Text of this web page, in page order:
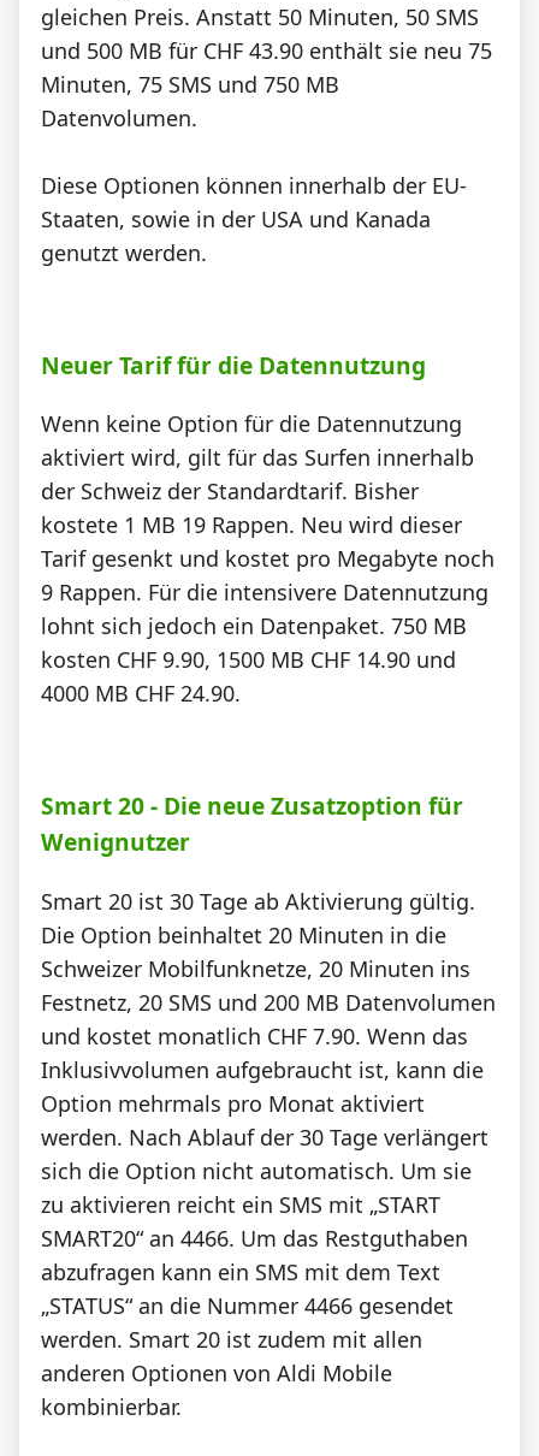
gleichen Preis. Anstatt 50 Minuten, 50 SMS
und 500 MB für CHF 43.90 enthält sie neu 75
Minuten, 75 SMS und 750 MB
Datenvolumen.
Diese Optionen können innerhalb der EU-
Staaten, sowie in der USA und Kanada
genutzt werden.
Neuer Tarif für die Datennutzung
Wenn keine Option für die Datennutzung
aktiviert wird, gilt für das Surfen innerhalb
der Schweiz der Standardtarif. Bisher
kostete 1 MB 19 Rappen. Neu wird dieser
Tarif gesenkt und kostet pro Megabyte noch
9 Rappen. Für die intensivere Datennutzung
lohnt sich jedoch ein Datenpaket. 750 MB
kosten CHF 9.90, 1500 MB CHF 14.90 und
4000 MB CHF 24.90.
Smart 20 - Die neue Zusatzoption für
Wenignutzer
Smart 20 ist 30 Tage ab Aktivierung gültig.
Die Option beinhaltet 20 Minuten in die
Schweizer Mobilfunknetze, 20 Minuten ins
Festnetz, 20 SMS und 200 MB Datenvolumen
und kostet monatlich CHF 7.90. Wenn das
Inklusivvolumen aufgebraucht ist, kann die
Option mehrmals pro Monat aktiviert
werden. Nach Ablauf der 30 Tage verlängert
sich die Option nicht automatisch. Um sie
zu aktivieren reicht ein SMS mit „START
SMART20“ an 4466. Um das Restguthaben
abzufragen kann ein SMS mit dem Text
„STATUS“ an die Nummer 4466 gesendet
werden. Smart 20 ist zudem mit allen
anderen Optionen von Aldi Mobile
kombinierbar.